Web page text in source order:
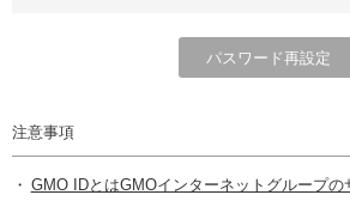
注意事項
GMO IDとはGMOインターネットグループ